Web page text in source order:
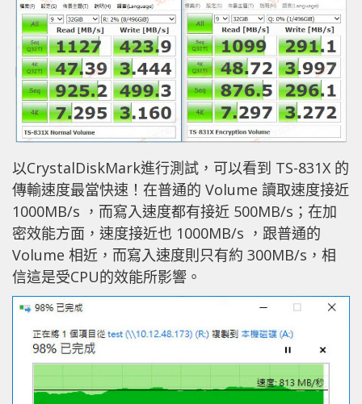
以CrystalDiskMark進行測試，可以看到 TS-831X 的
傳輸速度最當快速！在普通的 Volume 讀取速度接近
1000MB/s ，而寫入速度都有接近 500MB/s；在加
密效能方面，速度接近也 1000MB/s ，跟普通的
Volume 相近，而寫入速度則只有約 300MB/s，相
信這是受CPU的效能所影響。